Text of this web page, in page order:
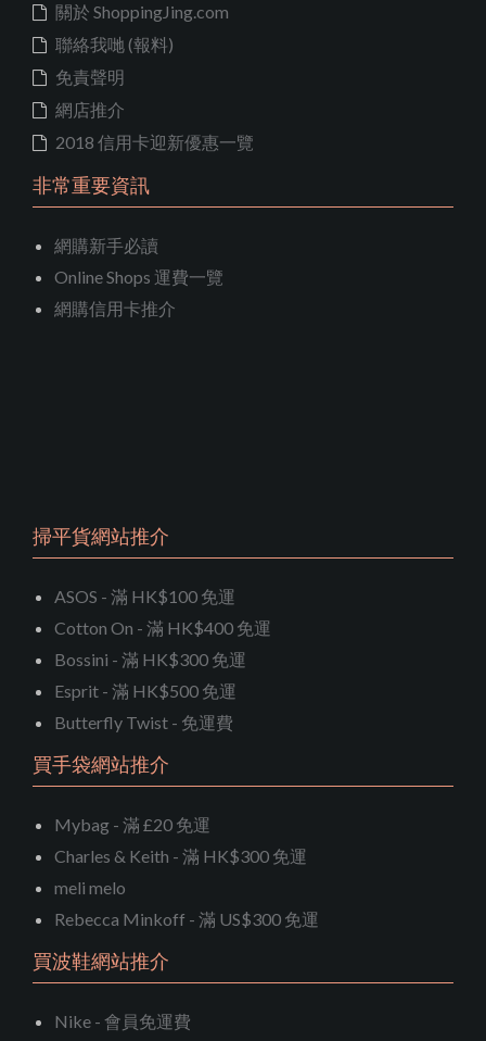
關於 ShoppingJing.com
聯絡我哋 (報料)
免責聲明
網店推介
2018 信用卡迎新優惠一覽
非常重要資訊
網購新手必讀
Online Shops 運費一覽
網購信用卡推介
掃平貨網站推介
ASOS - 滿 HK$100 免運
Cotton On - 滿 HK$400 免運
Bossini - 滿 HK$300 免運
Esprit - 滿 HK$500 免運
Butterfly Twist - 免運費
買手袋網站推介
Mybag - 滿 £20 免運
Charles & Keith - 滿 HK$300 免運
meli melo
Rebecca Minkoff - 滿 US$300 免運
買波鞋網站推介
Nike - 會員免運費